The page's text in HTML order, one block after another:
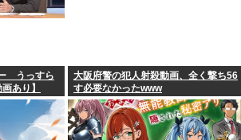
うっすら
あり】
大阪府警の犯人射殺動画、全く撃ち56
す必要なかったwww